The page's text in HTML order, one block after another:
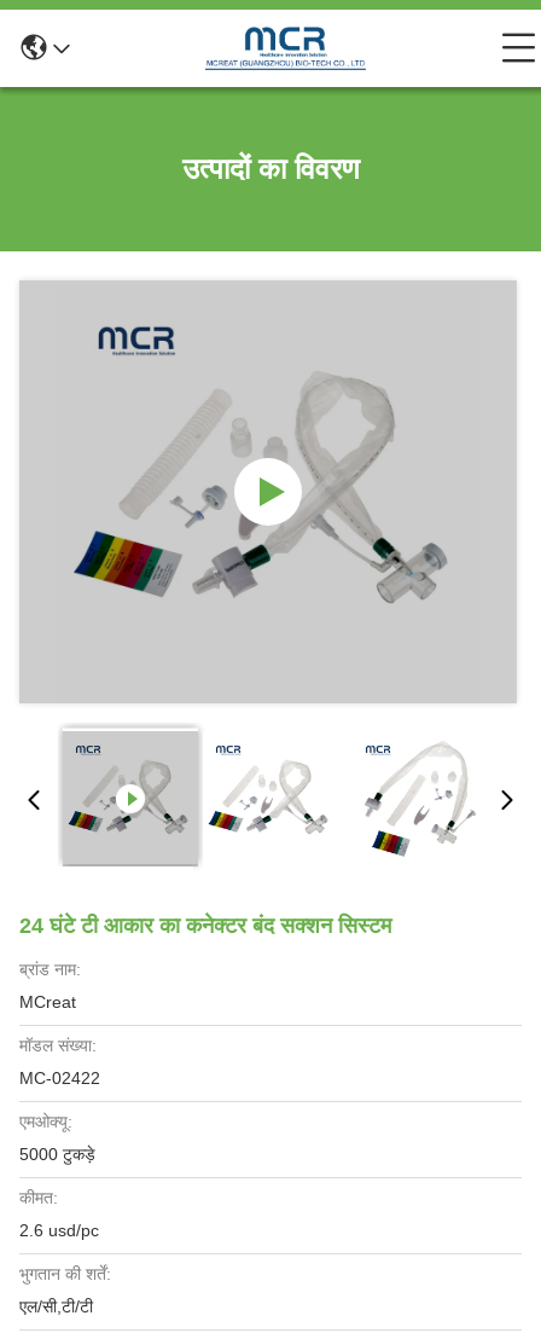
उत्पादों का विवरण
24 घंटे टी आकार का कनेक्टर बंद सक्शन सिस्टम
ब्रांड नाम:
MCreat
मॉडल संख्या:
MC-02422
एमओक्यू:
5000 टुकड़े
कीमत:
2.6 usd/pc
भुगतान की शर्तें:
एल/सी,टी/टी